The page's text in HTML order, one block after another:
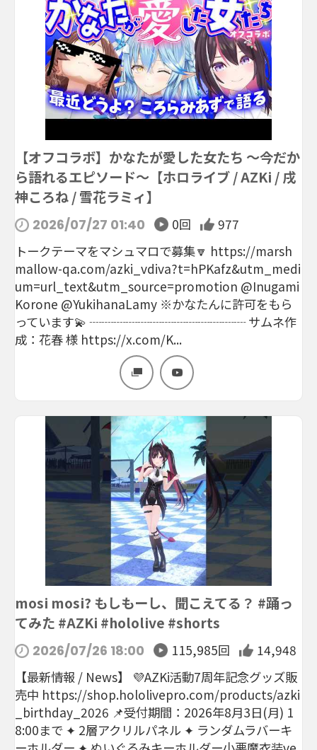
【オフコラボ】かなたが愛した女たち ～今だか
ら語れるエピソード～【ホロライブ / AZKi / 戌
神ころね / 雪花ラミィ】
2026/07/27 01:40 0回
977
トークテーマをマシュマロで募集🔽 https://marsh
mallow-qa.com/azki_vdiva?t=hPKafz&utm_medi
um=url_text&utm_source=promotion @Inugami
Korone @YukihanaLamy ※かなたんに許可をもら
っています💫 ┈┈┈┈┈┈┈┈┈┈┈┈┈ サムネ作
成：花春 様 https://x.com/K...
mosi mosi? もしもーし、聞こえてる？ #踊っ
てみた #AZKi #hololive #shorts
2026/07/26 18:00 115,985回
14,948
【最新情報 / News】 💜AZKi活動7周年記念グッズ販
売中 https://shop.hololivepro.com/products/azki
_birthday_2026 📌受付期間：2026年8月3日(月) 1
8:00まで ✦ 2層アクリルパネル ✦ ランダムラバーキ